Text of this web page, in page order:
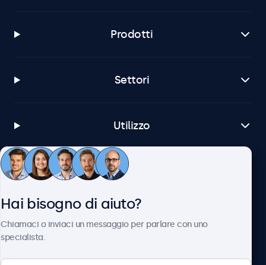
Prodotti
Settori
Utilizzo
Servizio Clienti
Hai bisogno di aiuto?
Chiamaci o inviaci un messaggio per parlare con uno
specialista.